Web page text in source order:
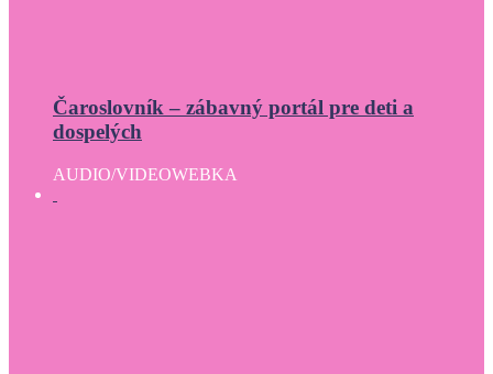
Čaroslovník – zábavný portál pre deti a
dospelých
AUDIO/VIDEOWEBKA